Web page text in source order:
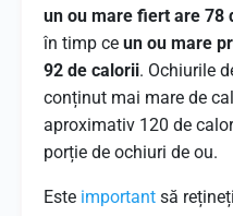
un ou mare fiert are 78
în timp ce un ou mare
92 de calorii. Ochiurile
conținut mai mare de
aproximativ 120 de
porție de ochiuri de ou.
Este important să